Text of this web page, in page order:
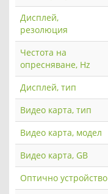
Дисплей,
резолюция
Честота на
опресняване, Hz
Дисплей, тип
Видео карта, тип
Видео карта, модел
Видео карта, GB
Оптично устройство